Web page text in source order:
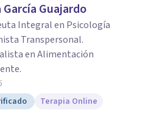
García Guajardo
Integral en Psicología
Transpersonal.
en Alimentación
Terapia Online